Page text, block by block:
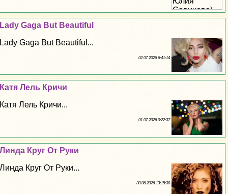
Lady Gaga But Beautiful
Lady Gaga But Beautiful...
02 07 2026 6:41:14
Катя Лель Кричи
Катя Лель Кричи...
01 07 2026 0:22:37
Линда Круг От Руки
Линда Круг От Руки...
30 06 2026 13:15:38